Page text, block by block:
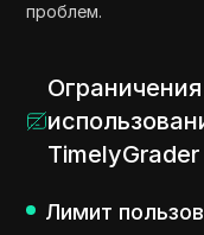
проблем.
TimelyGrader
Лимит